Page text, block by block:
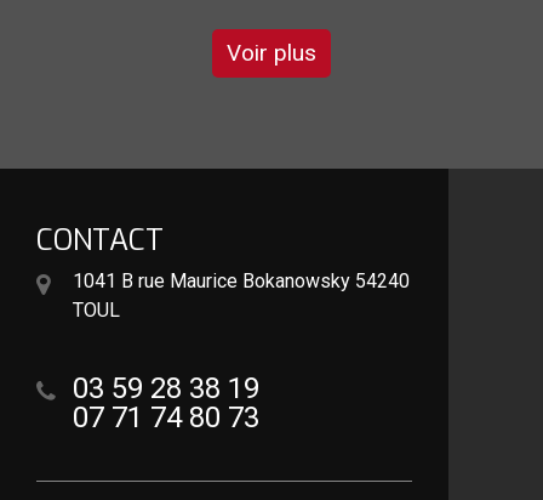
Voir plus
CONTACT
1041 B rue Maurice Bokanowsky 54240
TOUL
03 59 28 38 19
07 71 74 80 73